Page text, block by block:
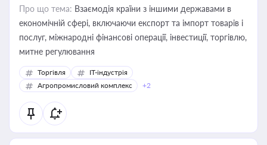
Про що тема: Взаємодія країни з іншими державами в
економічній сфері, включаючи експорт та імпорт товарів і
послуг, міжнародні фінансові операції, інвестиції, торгівлю,
митне регулювання
Торгівля
IT-індустрія
Агропромисловий комплекс
+2